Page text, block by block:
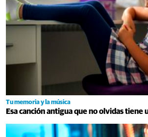
Tu memoria y la música
Esa canción antigua que no olvidas tiene